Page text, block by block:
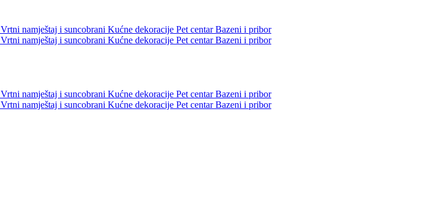
Vrtni namještaj i suncobrani Kućne dekoracije Pet centarBazeni i pribor
Vrtni namještaj i suncobrani Kućne dekoracije Pet centarBazeni i pribor
Vrtni namještaj i suncobrani Kućne dekoracije Pet centarBazeni i pribor
Vrtni namještaj i suncobrani Kućne dekoracije Pet centarBazeni i pribor